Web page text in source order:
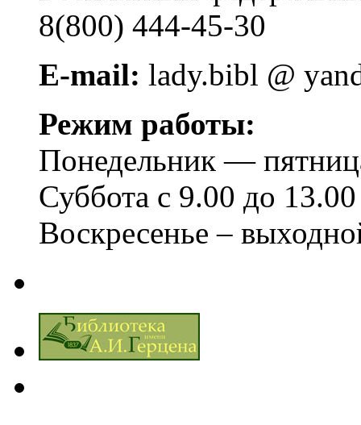
8(800) 444-45-30
E-mail: lady.bibl @
Режим работы:
Понедельник —
Суббота с 9.00 до 13.00
Воскресенье –